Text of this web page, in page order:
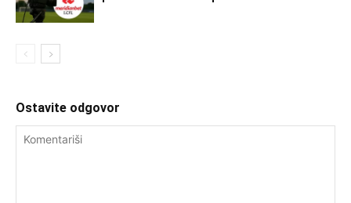
Ostavite odgovor